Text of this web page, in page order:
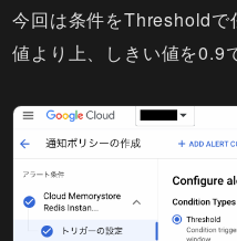
今回は条件をThresholdで
値より上、しきい値を0.9